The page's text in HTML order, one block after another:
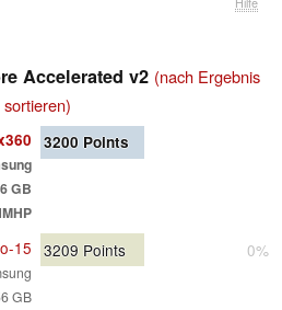
Accelerated v2 (nach Ergebnis
sortieren)
GB
3200 Points
15
GB
3209 Points 0%